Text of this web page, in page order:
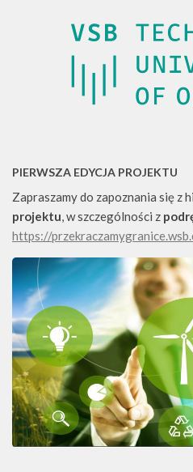
PIERWSZA EDYCJA PROJEKTU
Zapraszamy do zapoznania się z
projektu, w szczególności z
https://